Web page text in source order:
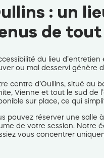
: un
de
du lieu
ou mal desservi génère
centre d’Oullins, situé au
Vienne et tout le sud de
sur place, ce qui
pouvez réserver une salle
de votre session. Notre
vous concentrer